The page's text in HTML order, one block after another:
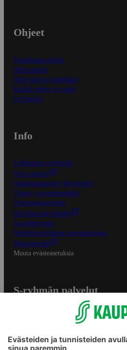
Ohjeet
Ensitilaajan ohjeet
Näin maksat
Näin tilaat ja muokkaat
Kaikki ohjeet ja vinkit
In English
Info
S-Business yrityksille
Oiva-raportit
Osuuskauppojen yhteystiedot
Tilaus- ja toimitusehdot
Tietosuojakäytäntö
Palvelun käyttöehdot
Saavutettavuus
Mobiilisovelluksen saavutettavuus
Mainostajalle
Muuta evästeasetuksia
S-ryhmän palvelut
Yhteishyvä Ruoka -sovellus